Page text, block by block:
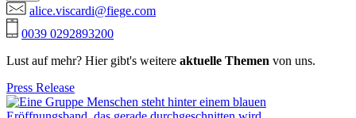
alice.viscardi@fiege.com
0039 0292893200
Lust auf mehr? Hier gibt's weitere aktuelle Themen von uns.
Press Release